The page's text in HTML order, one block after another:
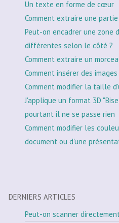
Un texte en forme de cœur
Comment extraire une
Peut-on encadrer une zone
différentes selon le côté ?
Comment extraire un
Comment insérer des
Comment modifier la taille
J'applique un format 3D
pourtant il ne se passe rien
Comment modifier les
document ou d'une
DERNIERS ARTICLES
Peut-on scanner